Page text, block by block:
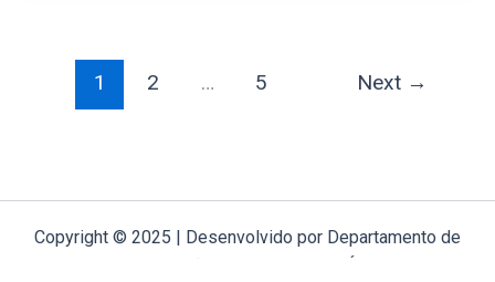
1 2 … 5 Next →
Copyright © 2025 | Desenvolvido por Departamento de